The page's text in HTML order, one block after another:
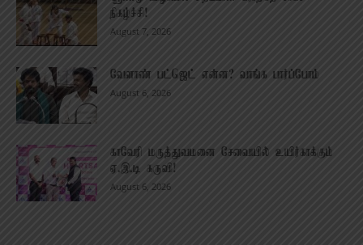
நிகழ்ச்சி!
August 7, 2026
வேளாண் பட்ஜெட் என்ன? வாங்க பார்ப்போம்
August 6, 2026
காவேரி மருத்துவமனை சேவையில் உயிர்காக்கும்
ஏ.இ.டி கருவி!
August 6, 2026